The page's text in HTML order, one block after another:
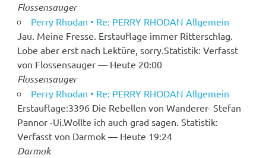
Flossensauger
Perry Rhodan • Re: PERRY RHODAN Allgemein
Jau. Meine Fresse. Erstauflage immer Ritterschlag.
Lobe aber erst nach Lektüre, sorry.Statistik: Verfasst
von Flossensauger — Heute 20:00
Flossensauger
Perry Rhodan • Re: PERRY RHODAN Allgemein
Erstauflage:3396 Die Rebellen von Wanderer- Stefan
Pannor -Ui.Wollte ich auch grad sagen. Statistik:
Verfasst von Darmok — Heute 19:24
Darmok